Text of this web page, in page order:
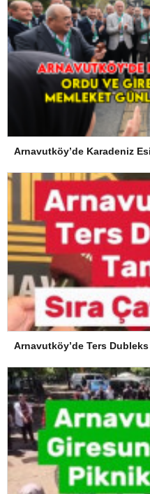
Arnavutköy’de Ters Dubleks